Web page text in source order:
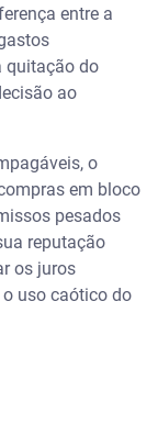
entre a
quitação do
ao
o
em bloco
pesados
reputação
os juros
uso caótico do